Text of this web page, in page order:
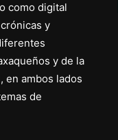
como digital
y
y de la
en ambos lados
de